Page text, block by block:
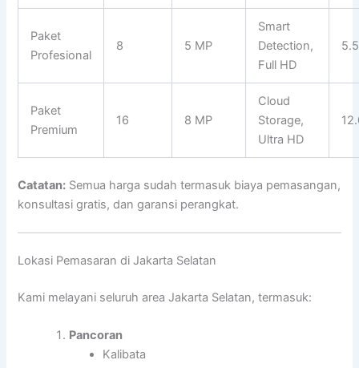
Paket
Profesional
8 5 MP
Smart
Detection,
Full HD
Paket
Premium
16 8 MP
Cloud
Storage,
Ultra HD
Catatan: Semua harga sudah termasuk biaya pemasangan,
konsultasi gratis, dan garansi perangkat.
Lokasi Pemasaran di Jakarta Selatan
Kami melayani seluruh area Jakarta Selatan, termasuk:
Pancoran
Kalibata